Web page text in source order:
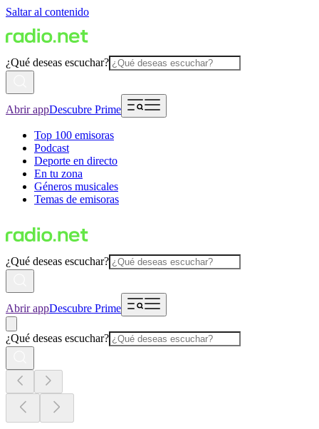
Saltar al contenido
¿Qué deseas escuchar?
Abrir appDescubre Prime
Top 100 emisoras
Podcast
Deporte en directo
En tu zona
Géneros musicales
Temas de emisoras
¿Qué deseas escuchar?
Abrir appDescubre Prime
¿Qué deseas escuchar?